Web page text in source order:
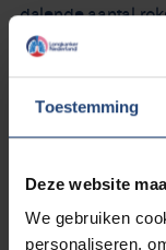
Toestemming
Deze website
We gebruiken
personaliseren,
dalende aantal
aantal nieuwe
nog steeds
meer stabiel is ten
weer meer
kanker heeft